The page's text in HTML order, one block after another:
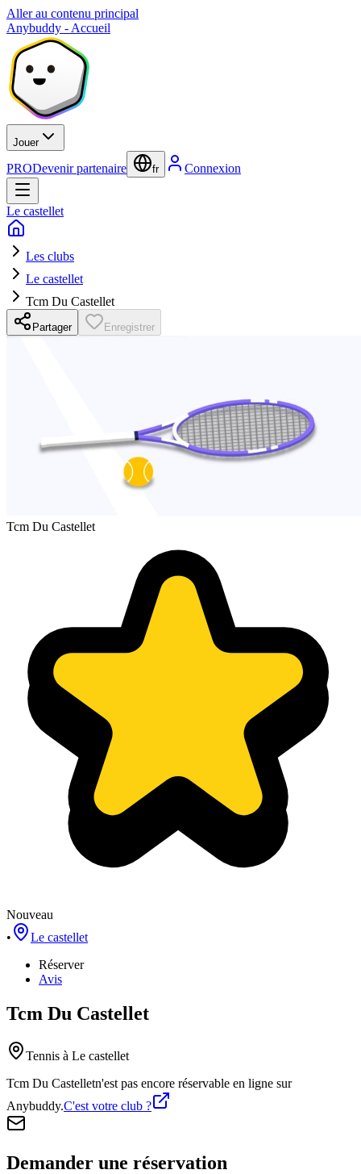
Aller au contenu principal
Anybuddy - Accueil
Jouer
PRODevenir partenaire fr Connexion
Le castellet
Les clubs
Le castellet
Tcm Du Castellet
Partager Enregistrer
Tcm Du Castellet
Nouveau
•
Le castellet
Réserver
Avis
Tcm Du Castellet
Tennis à Le castellet
Tcm Du Castelletn'est pas encore réservable en ligne sur
Anybuddy.C'est votre club ?
Demander une réservation